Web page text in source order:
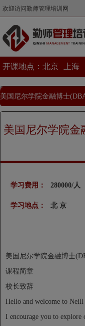
欢迎访问勤师管理培训网
开课地点： 北京 上海
美国尼尔学院金融博士
当前位置>
美国尼尔学院金
学习费用： 280000/人
学习地点： 北 京
美国尼尔学院金融博士
课程简章
校长致辞
Hello and welcome to Neill
I encourage you to explore